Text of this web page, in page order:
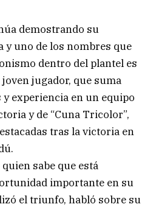
demostrando su
y uno de los nombres que
dentro del plantel es
joven jugador, que suma
experiencia en un equipo
y de “Cuna Tricolor”,
tras la victoria en
sabe que está
importante en su
el triunfo, habló sobre su